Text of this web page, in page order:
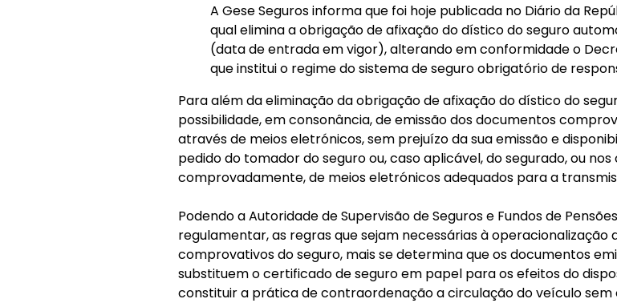
A Gese Seguros informa que foi hoje publicada no Diário da
qual elimina a obrigação de afixação do dístico do seguro
(data de entrada em vigor), alterando em conformidade o
que institui o regime do sistema de seguro obrigatório de
Para além da eliminação da obrigação de afixação do dístico do
possibilidade, em consonância, de emissão dos documentos
através de meios eletrónicos, sem prejuízo da sua emissão e
pedido do tomador do seguro ou, caso aplicável, do segurado, ou
comprovadamente, de meios eletrónicos adequados para a
Podendo a Autoridade de Supervisão de Seguros e Fundos de
regulamentar, as regras que sejam necessárias à
comprovativos do seguro, mais se determina que os documentos
substituem o certificado de seguro em papel para os efeitos do
constituir a prática de contraordenação a circulação do veículo sem